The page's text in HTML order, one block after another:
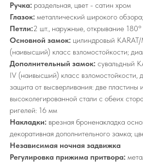
Ручка: раздельная, цвет - сатин хром
Глазок: металлический широкого
Петли:2 шт., наружные, открывание 180°
Основной замок: цилиндровый
(наивысший) класс взломостойкости;
Дополнительный замок: сувальдный
IV (наивысший) класс взломостойкости,
защита от высверливания: две пластины
высоколегированной стали с обеих
ригелей: 16 мм
Накладки: врезная броненакладка
декоративная дополнительного замка;
Независимая ночная задвижка
Регулировка прижима притвора: